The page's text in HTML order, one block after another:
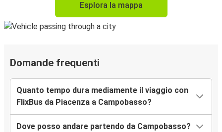
Esplora la mappa
Domande frequenti
Quanto tempo dura mediamente il viaggio con
FlixBus da Piacenza a Campobasso?
Dove posso andare partendo da Campobasso?